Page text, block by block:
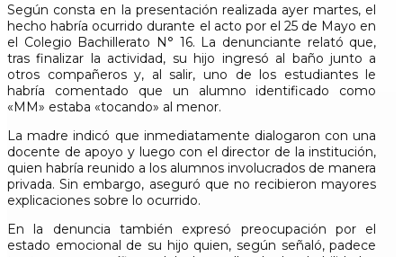
Según consta en la presentación realizada ayer martes, el
hecho habría ocurrido durante el acto por el 25 de Mayo en
el Colegio Bachillerato N° 16. La denunciante relató que,
tras finalizar la actividad, su hijo ingresó al baño junto a
otros compañeros y, al salir, uno de los estudiantes le
habría comentado que un alumno identificado como
«MM» estaba «tocando» al menor.
La madre indicó que inmediatamente dialogaron con una
docente de apoyo y luego con el director de la institución,
quien habría reunido a los alumnos involucrados de manera
privada. Sin embargo, aseguró que no recibieron mayores
explicaciones sobre lo ocurrido.
En la denuncia también expresó preocupación por el
estado emocional de su hijo quien, según señaló, padece